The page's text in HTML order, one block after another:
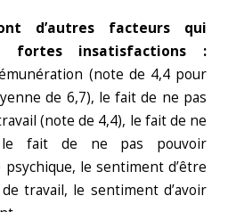
d’autres facteurs qui
fortes insatisfactions :
(note de 4,4 pour
de 6,7), le fait de ne pas
(note de 4,4), le fait de ne
le fait de ne pas pouvoir
le sentiment d’être
travail, le sentiment d’avoir